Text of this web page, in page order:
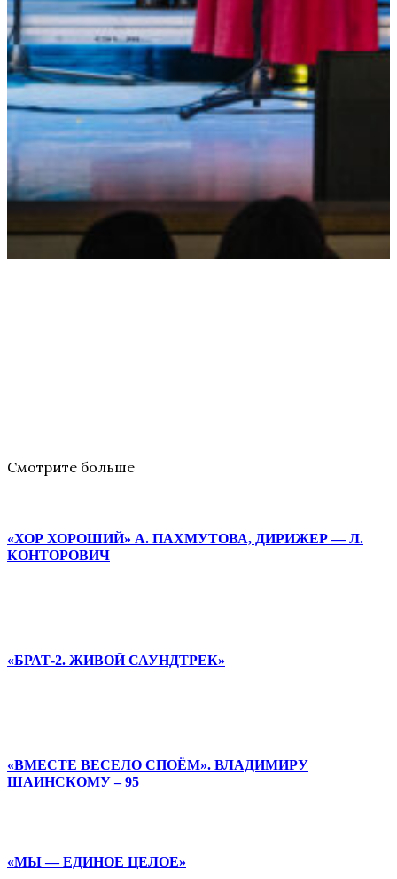
Смотрите больше
«ХОР ХОРОШИЙ» А. ПАХМУТОВА, ДИРИЖЕР — Л.
КОНТОРОВИЧ
«БРАТ-2. ЖИВОЙ САУНДТРЕК»
«ВМЕСТЕ ВЕСЕЛО СПОЁМ». ВЛАДИМИРУ
ШАИНСКОМУ – 95
«МЫ — ЕДИНОЕ ЦЕЛОЕ»